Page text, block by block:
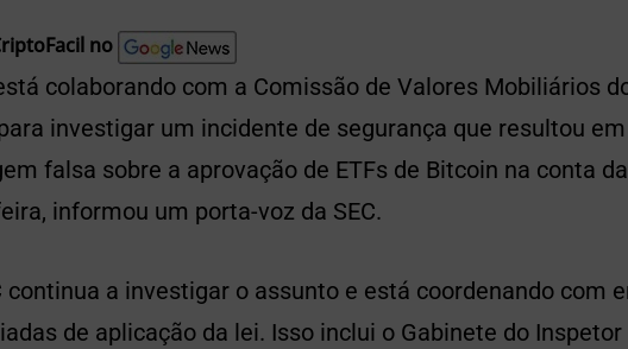
no
colaborando com a Comissão de Valores Mobiliários
investigar um incidente de segurança que resultou
falsa sobre a aprovação de ETFs de Bitcoin na conta
informou um porta-voz da SEC.
continua a investigar o assunto e está coordenando com
de aplicação da lei. Isso inclui o Gabinete do Inspetor